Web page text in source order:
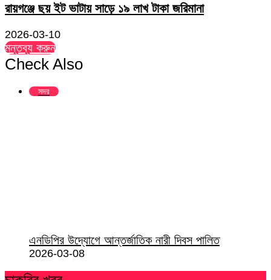
রায়গঞ্জে ছয় ইট ভাটায় সাড়ে ১৯ লাখ টাকা জরিমানা
2026-03-10
মন্তব্য করুন
Check Also
সদর
এনডিপির উদ্যোগে আন্তর্জাতিক নারী দিবস পালিত
2026-03-08